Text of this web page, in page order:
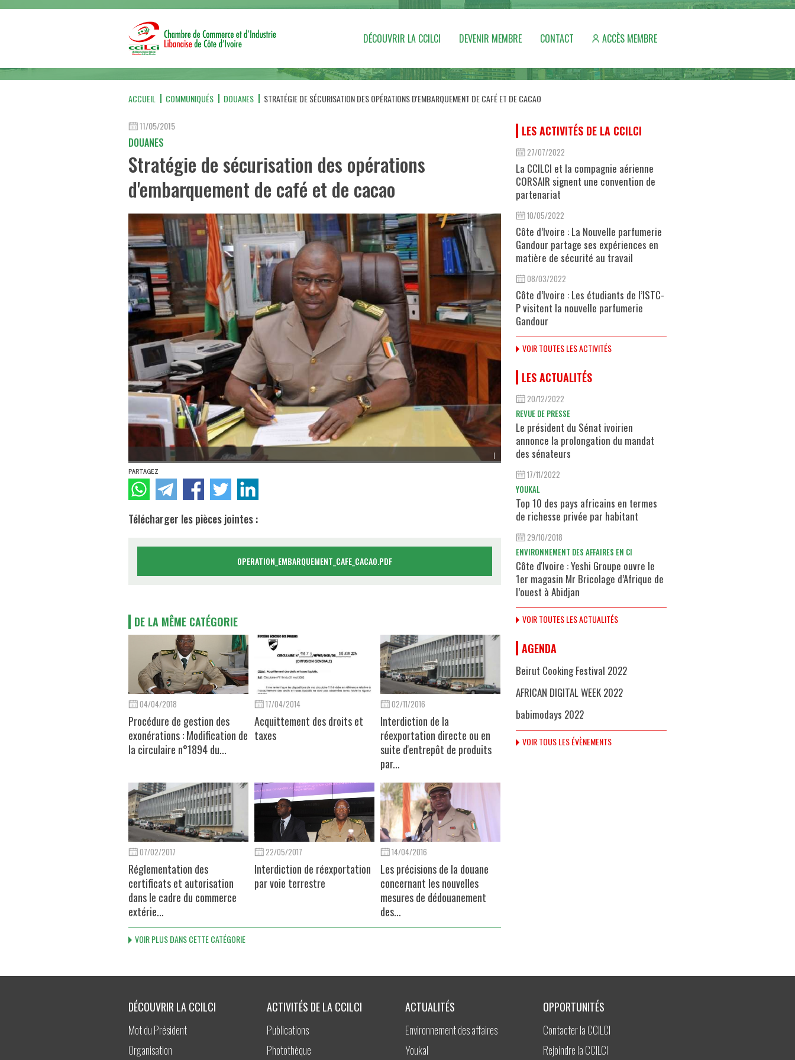
DÉCOUVRIR LA CCILCI DEVENIR MEMBRE CONTACT ACCÈS MEMBRE
ACCUEIL COMMUNIQUÉS DOUANES STRATÉGIE DE SÉCURISATION DES OPÉRATIONS D'EMBARQUEMENT DE CAFÉ ET DE CACAO
11/05/2015
DOUANES
Stratégie de sécurisation des opérations
d'embarquement de café et de cacao
|
PARTAGEZ
Télécharger les pièces jointes :
OPERATION_EMBARQUEMENT_CAFE_CACAO.PDF
DE LA MÊME CATÉGORIE
04/04/2018
Procédure de gestion des
exonérations : Modification de
la circulaire n°1894 du...
17/04/2014
Acquittement des droits et
taxes
02/11/2016
Interdiction de la
réexportation directe ou en
suite d'entrepôt de produits
par...
07/02/2017
Réglementation des
certificats et autorisation
dans le cadre du commerce
extérie...
22/05/2017
Interdiction de réexportation
par voie terrestre
14/04/2016
Les précisions de la douane
concernant les nouvelles
mesures de dédouanement
des...
VOIR PLUS DANS CETTE CATÉGORIE
LES ACTIVITÉS DE LA CCILCI
27/07/2022
La CCILCI et la compagnie aérienne
CORSAIR signent une convention de
partenariat
10/05/2022
Côte d’Ivoire : La Nouvelle parfumerie
Gandour partage ses expériences en
matière de sécurité au travail
08/03/2022
Côte d’Ivoire : Les étudiants de l’ISTC-
P visitent la nouvelle parfumerie
Gandour
VOIR TOUTES LES ACTIVITÉS
LES ACTUALITÉS
20/12/2022
REVUE DE PRESSE
Le président du Sénat ivoirien
annonce la prolongation du mandat
des sénateurs
17/11/2022
YOUKAL
Top 10 des pays africains en termes
de richesse privée par habitant
29/10/2018
ENVIRONNEMENT DES AFFAIRES EN CI
Côte d'Ivoire : Yeshi Groupe ouvre le
1er magasin Mr Bricolage d’Afrique de
l’ouest à Abidjan
VOIR TOUTES LES ACTUALITÉS
AGENDA
Beirut Cooking Festival 2022
AFRICAN DIGITAL WEEK 2022
babimodays 2022
VOIR TOUS LES ÉVÈNEMENTS
DÉCOUVRIR LA CCILCI
Mot du Président
Organisation
ACTIVITÉS DE LA CCILCI
Publications
Photothèque
ACTUALITÉS
Environnement des affaires
Youkal
OPPORTUNITÉS
Contacter la CCILCI
Rejoindre la CCILCI